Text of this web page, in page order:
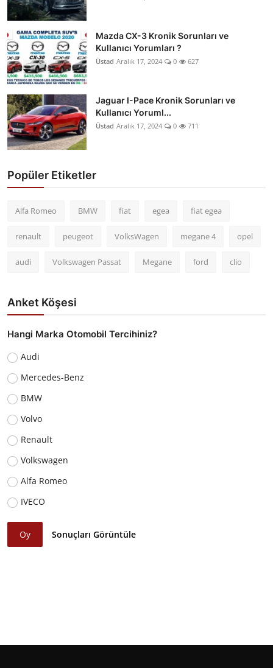
Mazda CX-3 Kronik Sorunları ve
Kullanıcı Yorumları ?
Üstad Aralık 17, 2024 0 627
Jaguar I-Pace Kronik Sorunları ve
Kullanıcı Yoruml...
Üstad Aralık 17, 2024 0 711
Popüler Etiketler
Alfa Romeo BMW fiat egea fiat egea
renault peugeot VolksWagen megane 4 opel
audi Volkswagen Passat Megane ford clio
Anket Köşesi
Hangi Marka Otomobil Tercihiniz?
Audi
Mercedes-Benz
BMW
Volvo
Renault
Volkswagen
Alfa Romeo
IVECO
Oy Sonuçları Görüntüle